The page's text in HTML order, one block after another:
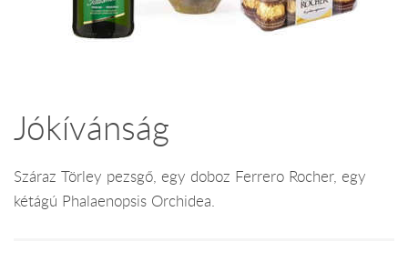
Jókívánság
Száraz Törley pezsgő, egy doboz Ferrero Rocher, egy
kétágú Phalaenopsis Orchidea.